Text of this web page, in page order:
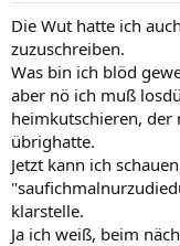
Die Wut hatte ich
zuzuschreiben.
Was bin ich blöd
aber nö ich muß
heimkutschieren, der
übrighatte.
Jetzt kann ich
klarstelle.
Ja ich weiß, beim